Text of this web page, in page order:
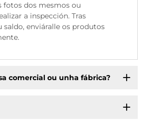
fotos dos mesmos ou
a inspección. Tras
saldo, enviáralle os produtos
comercial ou unha fábrica?